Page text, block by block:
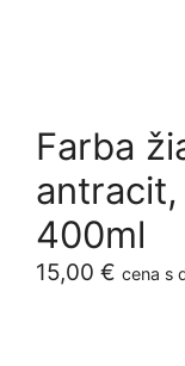
Farba
400ml
15,00 € cena s